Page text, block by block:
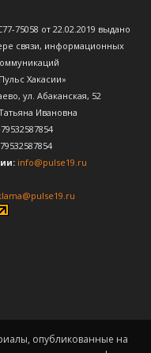
75058 от 22.02.2019 выдано
связи, информационных
Хакасии»
ул. Абаканская, 52
Ивановна
info@pulse19.ru
опубликованные на